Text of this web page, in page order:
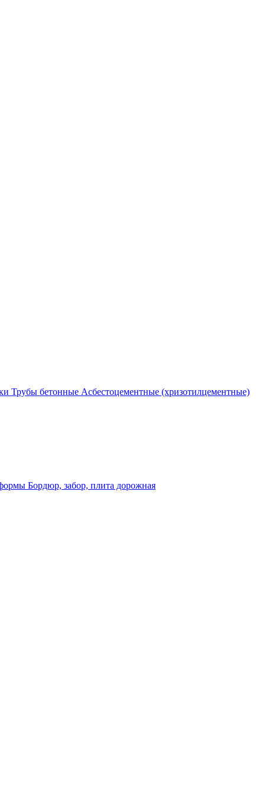
Трубы бетонные Асбестоцементные (хризотилцементные)
Бордюр, забор, плита дорожная